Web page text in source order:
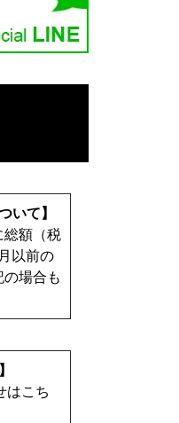
いて】
総額（税
以前の
場合も
はこち